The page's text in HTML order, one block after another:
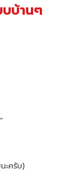
บบ้านๆ
ะครับ)